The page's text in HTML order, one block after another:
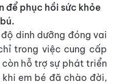
để phục hồi sức khỏe
dinh dưỡng đóng vai
trong việc cung cấp
hỗ trợ sự phát triển
em bé đã chào đời,